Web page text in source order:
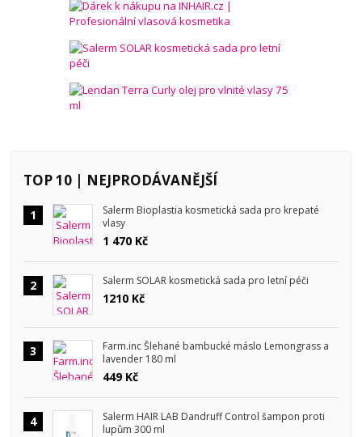
TOP 10 | NEJPRODÁVANĚJŠÍ
1
Salerm Bioplastia kosmetická sada pro krepaté
vlasy
1 470 Kč
2 Salerm SOLAR kosmetická sada pro letní péči
1210 Kč
3
Farm.inc Šlehané bambucké máslo Lemongrass a
lavender 180 ml
449 Kč
4
Salerm HAIR LAB Dandruff Control šampon proti
lupům 300 ml